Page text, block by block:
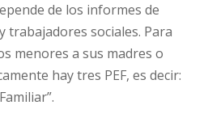
de los informes de
trabajadores sociales. Para
menores a sus madres o
hay tres PEF, es decir: